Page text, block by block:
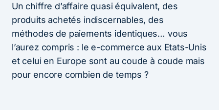
Un chiffre d’affaire quasi équivalent, des
produits achetés indiscernables, des
méthodes de paiements identiques… vous
l’aurez compris : le e-commerce aux Etats-Unis
et celui en Europe sont au coude à coude mais
pour encore combien de temps ?